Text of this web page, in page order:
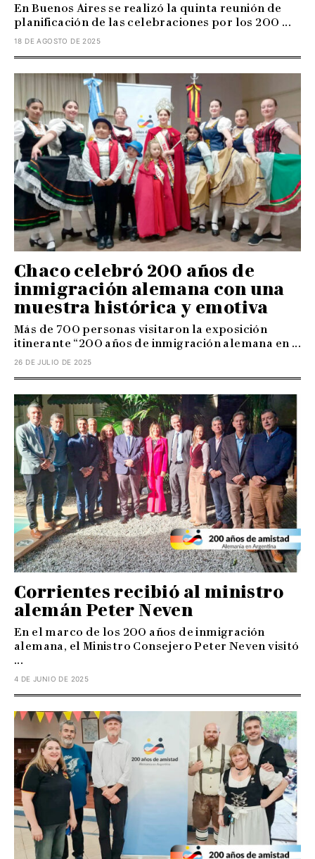
En Buenos Aires se realizó la quinta reunión de
planificación de las celebraciones por los 200 ...
18 DE AGOSTO DE 2025
Chaco celebró 200 años de
inmigración alemana con una
muestra histórica y emotiva
Más de 700 personas visitaron la exposición
itinerante “200 años de inmigración alemana en ...
26 DE JULIO DE 2025
Corrientes recibió al ministro
alemán Peter Neven
En el marco de los 200 años de inmigración
alemana, el Ministro Consejero Peter Neven visitó
...
4 DE JUNIO DE 2025